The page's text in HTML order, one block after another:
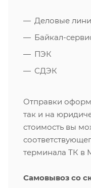
Деловые
Байкал-
ПЭК
СДЭК
Отправки
так и на
стоимость вы
терминала ТК в
Самовывоз со